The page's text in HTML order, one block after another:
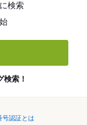
検索
検索！
号認証とは